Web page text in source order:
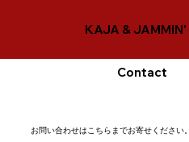
KAJA & JAMMIN'
Contact
お問い合わせはこちらまでお寄せください。